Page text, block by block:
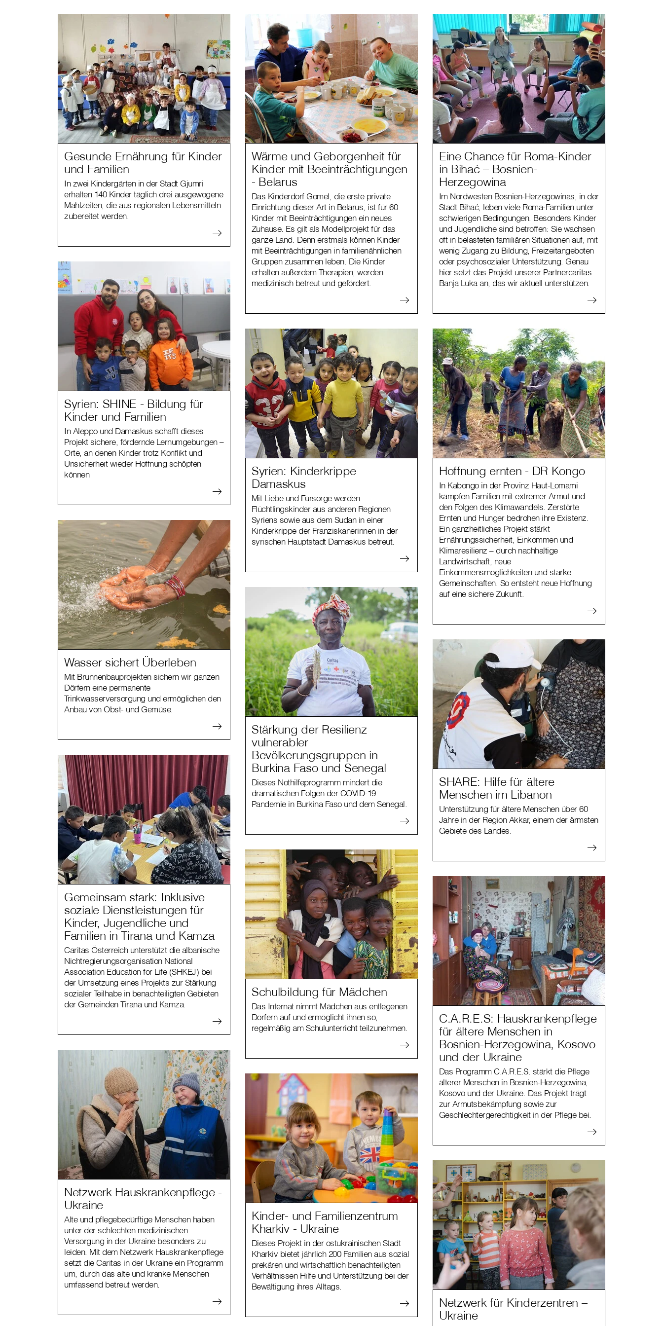
Gesunde Ernährung für Kinder
und Familien
In zwei Kindergärten in der Stadt Gjumri
erhalten 140 Kinder täglich drei ausgewogene
Mahlzeiten, die aus regionalen Lebensmitteln
zubereitet werden.
Wärme und Geborgenheit für
Kinder mit Beeinträchtigungen
- Belarus
Das Kinderdorf Gomel, die erste private
Einrichtung dieser Art in Belarus, ist für 60
Kinder mit Beeinträchtigungen ein neues
Zuhause. Es gilt als Modellprojekt für das
ganze Land. Denn erstmals können Kinder
mit Beeinträchtigungen in familienähnlichen
Gruppen zusammen leben. Die Kinder
erhalten außerdem Therapien, werden
medizinisch betreut und gefördert.
Eine Chance für Roma-Kinder
in Bihać – Bosnien-
Herzegowina
Im Nordwesten Bosnien-Herzegowinas, in der
Stadt Bihać, leben viele Roma-Familien unter
schwierigen Bedingungen. Besonders Kinder
und Jugendliche sind betroffen: Sie wachsen
oft in belasteten familiären Situationen auf, mit
wenig Zugang zu Bildung, Freizeitangeboten
oder psychosozialer Unterstützung. Genau
hier setzt das Projekt unserer Partnercaritas
Banja Luka an, das wir aktuell unterstützen.
Syrien: SHINE - Bildung für
Kinder und Familien
In Aleppo und Damaskus schafft dieses
Projekt sichere, fördernde Lernumgebungen –
Orte, an denen Kinder trotz Konflikt und
Unsicherheit wieder Hoffnung schöpfen
können
Syrien: Kinderkrippe
Damaskus
Mit Liebe und Fürsorge werden
Flüchtlingskinder aus anderen Regionen
Syriens sowie aus dem Sudan in einer
Kinderkrippe der Franziskanerinnen in der
syrischen Hauptstadt Damaskus betreut.
Hoffnung ernten - DR Kongo
In Kabongo in der Provinz Haut-Lomami
kämpfen Familien mit extremer Armut und
den Folgen des Klimawandels. Zerstörte
Ernten und Hunger bedrohen ihre Existenz.
Ein ganzheitliches Projekt stärkt
Ernährungssicherheit, Einkommen und
Klimaresilienz – durch nachhaltige
Landwirtschaft, neue
Einkommensmöglichkeiten und starke
Gemeinschaften. So entsteht neue Hoffnung
auf eine sichere Zukunft.
Wasser sichert Überleben
Mit Brunnenbauprojekten sichern wir ganzen
Dörfern eine permanente
Trinkwasserversorgung und ermöglichen den
Anbau von Obst- und Gemüse.
Stärkung der Resilienz
vulnerabler
Bevölkerungsgruppen in
Burkina Faso und Senegal
Dieses Nothilfeprogramm mindert die
dramatischen Folgen der COVID-19
Pandemie in Burkina Faso und dem Senegal.
SHARE: Hilfe für ältere
Menschen im Libanon
Unterstützung für ältere Menschen über 60
Jahre in der Region Akkar, einem der ärmsten
Gebiete des Landes.
Gemeinsam stark: Inklusive
soziale Dienstleistungen für
Kinder, Jugendliche und
Familien in Tirana und Kamza
Caritas Österreich unterstützt die albanische
Nichtregierungsorganisation National
Association Education for Life (SHKEJ) bei
der Umsetzung eines Projekts zur Stärkung
sozialer Teilhabe in benachteiligten Gebieten
der Gemeinden Tirana und Kamza.
Schulbildung für Mädchen
Das Internat nimmt Mädchen aus entlegenen
Dörfern auf und ermöglicht ihnen so,
regelmäßig am Schulunterricht teilzunehmen.
C.A.R.E.S: Hauskrankenpflege
für ältere Menschen in
Bosnien-Herzegowina, Kosovo
und der Ukraine
Das Programm C.A.R.E.S. stärkt die Pflege
älterer Menschen in Bosnien-Herzegowina,
Kosovo und der Ukraine. Das Projekt trägt
zur Armutsbekämpfung sowie zur
Geschlechtergerechtigkeit in der Pflege bei.
Netzwerk Hauskrankenpflege -
Ukraine
Alte und pflegebedürftige Menschen haben
unter der schlechten medizinischen
Versorgung in der Ukraine besonders zu
leiden. Mit dem Netzwerk Hauskrankenpflege
setzt die Caritas in der Ukraine ein Programm
um, durch das alte und kranke Menschen
umfassend betreut werden.
Kinder- und Familienzentrum
Kharkiv - Ukraine
Dieses Projekt in der ostukrainischen Stadt
Kharkiv bietet jährlich 200 Familien aus sozial
prekären und wirtschaftlich benachteiligten
Verhältnissen Hilfe und Unterstützung bei der
Bewältigung ihres Alltags.
Netzwerk für Kinderzentren –
Ukraine